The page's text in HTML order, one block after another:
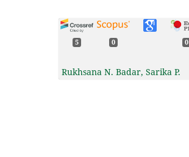
5 0 0
Rukhsana N. Badar, Sarika P.